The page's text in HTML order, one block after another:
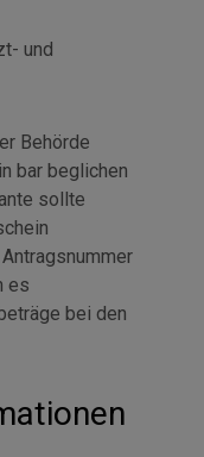
und
Behörde
bar beglichen
sollte
es
bei den